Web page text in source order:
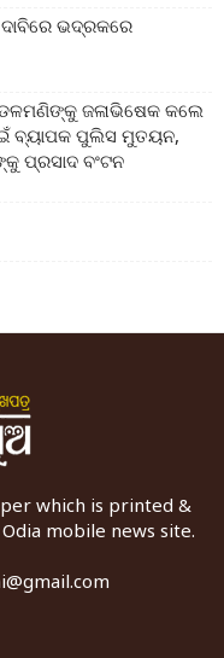
ଭଦ୍ରକରେ
ଜଳାଭିଷେକ କଲେ
ବ୍ୟାପକ ପୁଲିସ ମୁତୟନ,
ପ୍ରସାଦ ବଂଟନ
which is printed &
mobile news site.